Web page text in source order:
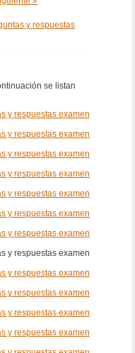
y respuestas
se listan
y respuestas examen
y respuestas examen
y respuestas examen
y respuestas examen
y respuestas examen
y respuestas examen
y respuestas examen
y respuestas examen
y respuestas examen
y respuestas examen
y respuestas examen
y respuestas examen